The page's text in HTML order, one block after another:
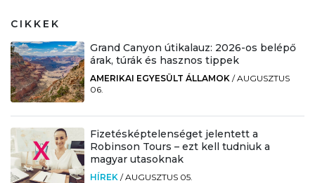
CIKKEK
Grand Canyon útikalauz: 2026-os belépő
árak, túrák és hasznos tippek
AMERIKAI EGYESÜLT ÁLLAMOK /AUGUSZTUS
06.
Fizetésképtelenséget jelentett a
Robinson Tours – ezt kell tudniuk a
magyar utasoknak
HÍREK /AUGUSZTUS 05.